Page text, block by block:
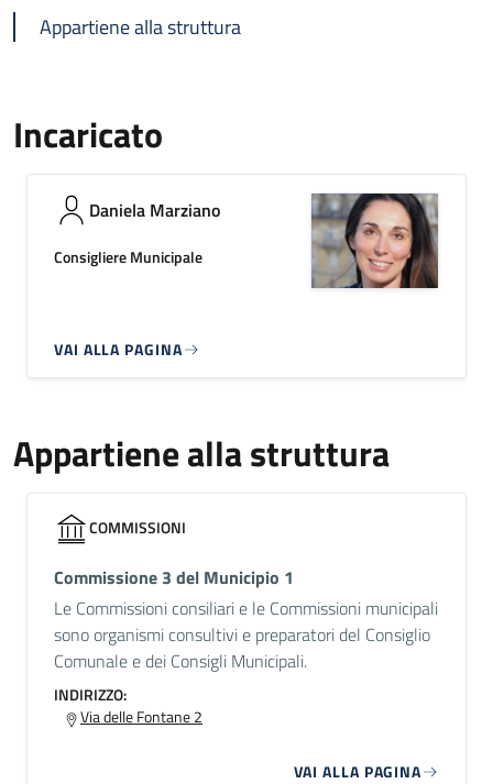
Appartiene alla struttura
Incaricato
Daniela Marziano
Consigliere Municipale
VAI ALLA PAGINA
Appartiene alla struttura
COMMISSIONI
Commissione 3 del Municipio 1
Le Commissioni consiliari e le Commissioni municipali
sono organismi consultivi e preparatori del Consiglio
Comunale e dei Consigli Municipali.
INDIRIZZO:
Via delle Fontane 2
VAI ALLA PAGINA